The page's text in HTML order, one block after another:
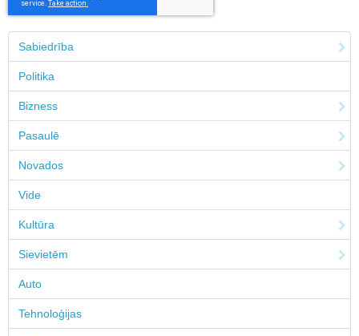
Sabiedrība
Politika
Bizness
Pasaulē
Novados
Vide
Kultūra
Sievietēm
Auto
Tehnoloģijas